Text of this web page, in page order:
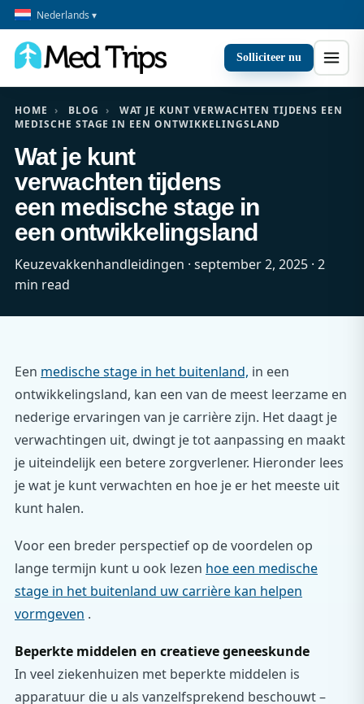
Nederlands ▾
Solliciteer nu
HOME › BLOG ›
WAT JE KUNT VERWACHTEN TIJDENS EEN
MEDISCHE STAGE IN EEN ONTWIKKELINGSLAND
Wat je kunt
verwachten tijdens
een medische stage in
een ontwikkelingsland
Keuzevakkenhandleidingen · september 2, 2025 · 2
min read
Een medische stage in het buitenland, in een
ontwikkelingsland, kan een van de meest leerzame en
nederige ervaringen van je carrière zijn. Het daagt je
verwachtingen uit, dwingt je tot aanpassing en maakt
je uiteindelijk een betere zorgverlener. Hieronder lees
je wat je kunt verwachten en hoe je er het meeste uit
kunt halen.
Voor een breder perspectief op de voordelen op
lange termijn kunt u ook lezen hoe een medische
stage in het buitenland uw carrière kan helpen
vormgeven .
Beperkte middelen en creatieve geneeskunde
In veel ziekenhuizen met beperkte middelen is
apparatuur die u als vanzelfsprekend beschouwt –